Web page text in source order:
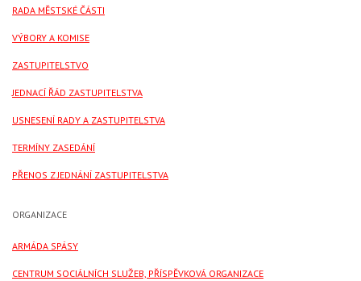
RADA MĚSTSKÉ ČÁSTI
VÝBORY A KOMISE
ZASTUPITELSTVO
JEDNACÍ ŘÁD ZASTUPITELSTVA
USNESENÍ RADY A ZASTUPITELSTVA
TERMÍNY ZASEDÁNÍ
PŘENOS Z JEDNÁNÍ ZASTUPITELSTVA
ORGANIZACE
ARMÁDA SPÁSY
CENTRUM SOCIÁLNÍCH SLUŽEB, PŘÍSPĚVKOVÁ ORGANIZACE